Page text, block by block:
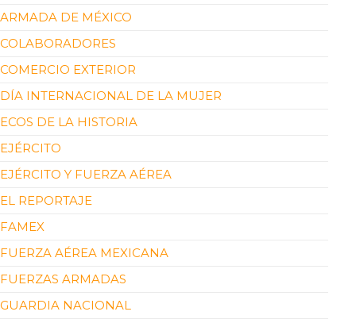
ARMADA DE MÉXICO
COLABORADORES
COMERCIO EXTERIOR
DÍA INTERNACIONAL DE LA MUJER
ECOS DE LA HISTORIA
EJÉRCITO
EJÉRCITO Y FUERZA AÉREA
EL REPORTAJE
FAMEX
FUERZA AÉREA MEXICANA
FUERZAS ARMADAS
GUARDIA NACIONAL